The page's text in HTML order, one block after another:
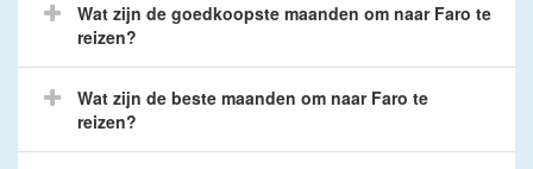
Wat zijn de goedkoopste maanden om naar Faro te
reizen?
Wat zijn de beste maanden om naar Faro te
reizen?